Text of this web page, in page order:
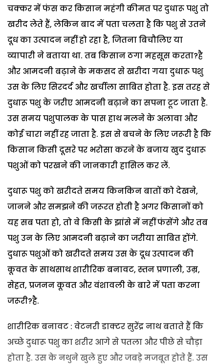
चक्कर में फंस कर किसान महंगी कीमत पर दुधारू पशु तो
खरीद लेते हैं, लेकिन बाद में पता चलता है कि पशु से उतने
दूध का उत्पादन नहीं हो रहा है, जितना बिचौलिए या
व्यापारी ने बताया था. तब किसान ठगा महसूस करता?है
और आमदनी बढ़ाने के मकसद से खरीदा गया दुधारू पशु
उस के लिए सिरदर्द और खर्चीला साबित होता है. इस तरह से
दुधारू पशु के जरीए आमदनी बढ़ाने का सपना टूट जाता है.
उस समय पशुपालक के पास हाथ मलने के अलावा और
कोई चारा नहीं रह जाता है. इस से बचने के लिए जरूरी है कि
किसान किसी दूसरे पर भरोसा करने के बजाय खुद दुधारू
पशुओं को परखने की जानकारी हासिल कर लें.
दुधारू पशु को खरीदते समय किनकिन बातों को देखने,
जानने और समझने की जरूरत होती है अगर किसानों को
यह सब पता हो, तो वे किसी के झांसे में नहीं फंसेंगे और तब
पशु उन के लिए आमदनी बढ़ाने का जरीया साबित होंगे.
दुधारू पशुओं को खरीदते समय उस के दूध उत्पादन की
कूवत के साथसाथ शारीरिक बनावट, स्तन प्रणाली, उम्र,
सेहत, प्रजनन कूवत और वंशावली के बारे में पता करना
जरूरी?है.
शारीरिक बनावट : वेटनरी डाक्टर सुरेंद्र नाथ बताते हैं कि
अच्छे दुधारू पशु का शरीर आगे से पतला और पीछे से चौड़ा
होता है. उस के नथुने खुले हुए और जबड़े मजबूत होते हैं. उस